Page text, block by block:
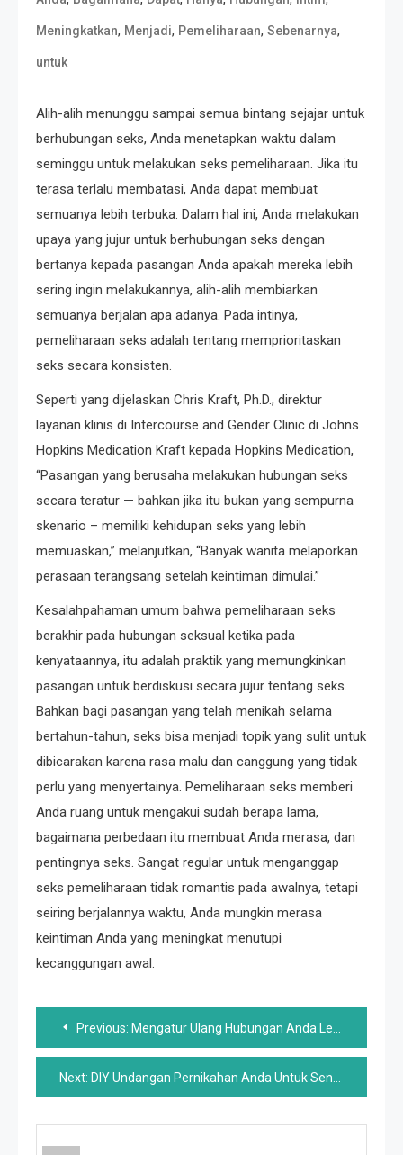
Meningkatkan, Menjadi, Pemeliharaan, Sebenarnya,
untuk
Alih-alih menunggu sampai semua bintang sejajar untuk
berhubungan seks, Anda menetapkan waktu dalam
seminggu untuk melakukan seks pemeliharaan. Jika itu
terasa terlalu membatasi, Anda dapat membuat
semuanya lebih terbuka. Dalam hal ini, Anda melakukan
upaya yang jujur ​​untuk berhubungan seks dengan
bertanya kepada pasangan Anda apakah mereka lebih
sering ingin melakukannya, alih-alih membiarkan
semuanya berjalan apa adanya. Pada intinya,
pemeliharaan seks adalah tentang memprioritaskan
seks secara konsisten.
Seperti yang dijelaskan Chris Kraft, Ph.D., direktur
layanan klinis di Intercourse and Gender Clinic di Johns
Hopkins Medication Kraft kepada Hopkins Medication,
“Pasangan yang berusaha melakukan hubungan seks
secara teratur — bahkan jika itu bukan yang sempurna
skenario – memiliki kehidupan seks yang lebih
memuaskan,” melanjutkan, “Banyak wanita melaporkan
perasaan terangsang setelah keintiman dimulai.”
Kesalahpahaman umum bahwa pemeliharaan seks
berakhir pada hubungan seksual ketika pada
kenyataannya, itu adalah praktik yang memungkinkan
pasangan untuk berdiskusi secara jujur ​​tentang seks.
Bahkan bagi pasangan yang telah menikah selama
bertahun-tahun, seks bisa menjadi topik yang sulit untuk
dibicarakan karena rasa malu dan canggung yang tidak
perlu yang menyertainya. Pemeliharaan seks memberi
Anda ruang untuk mengakui sudah berapa lama,
bagaimana perbedaan itu membuat Anda merasa, dan
pentingnya seks. Sangat regular untuk menganggap
seks pemeliharaan tidak romantis pada awalnya, tetapi
seiring berjalannya waktu, Anda mungkin merasa
keintiman Anda yang meningkat menutupi
kecanggungan awal.
Post
navigation
Previous: Mengatur Ulang Hubungan Anda Lebih Mudah Daripada Yang Anda Pikirkan
Next: DIY Undangan Pernikahan Anda Untuk Sentuhan Pribadi yang Ramah Anggaran